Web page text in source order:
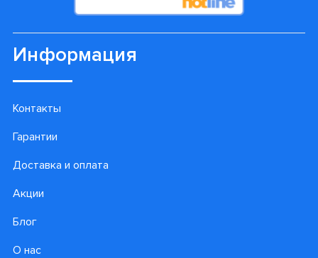
Информация
Контакты
Гарантии
Доставка и оплата
Акции
Блог
О нас